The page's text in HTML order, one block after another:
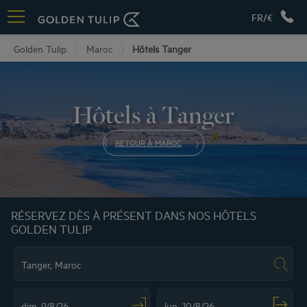
FR/€
Golden Tulip Maroc Hôtels Tanger
Hôtels à Tanger
RETOUR À MAROC
RÉSERVEZ DÈS À PRÉSENT DANS NOS HÔTELS
GOLDEN TULIP